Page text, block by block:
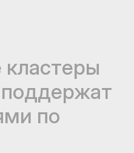
кластеры
поддержат
по